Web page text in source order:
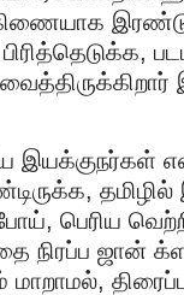
தமிழில்
போய், பெரிய
நிரப்ப ஜான்
மாறாமல்,